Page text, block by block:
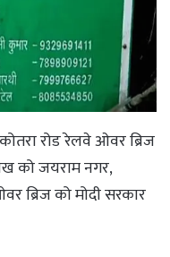
रोड रेलवे ओवर ब्रिज
को जयराम नगर,
ब्रिज को मोदी सरकार